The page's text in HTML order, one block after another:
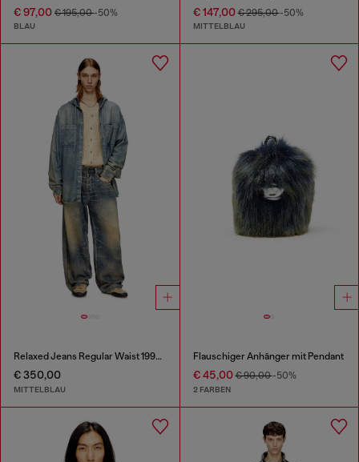
€ 97,00 € 195,00-50%
BLAU
€ 147,00€ 295,00-50%
MITTELBLAU
Relaxed Jeans Regular Waist 1997 D-Enim-M
€ 350,00
MITTELBLAU
Flauschiger Anhänger mit Pendant
€ 45,00€ 90,00-50%
2 FARBEN